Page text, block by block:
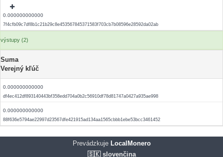
0.000000000000
7f4cfb09c7df8b1c21b29c8e453567845371583f703cb7b08596e28592da02ab
výstupy (2)
Suma
Verejný kľúč
0.000000000000
df4ec412df893140443bf358edd704a0b2c56910df78d81747a0427a935ae998
0.000000000000
88f636e5794ae22997d23567dfe421915ad134aa1565cbbb1ebe53bcc3461452
PrevádzkujeLocalMonero
🇸🇰 slovenčina